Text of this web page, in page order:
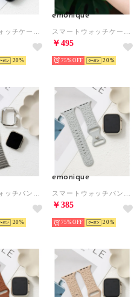
20
emonique
￥495
75% 20
20
emonique
￥385
75% 20